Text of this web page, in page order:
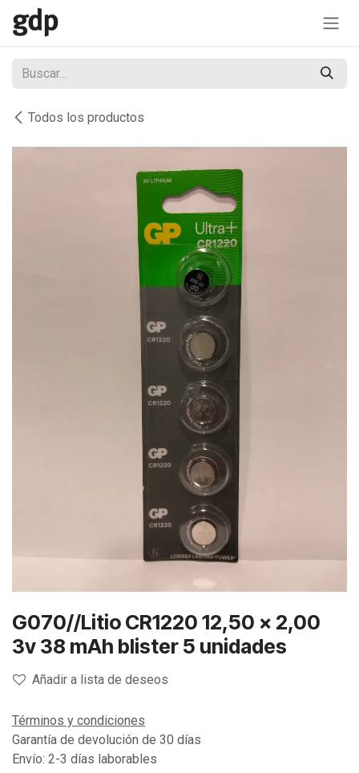
Ir al contenido
Todos los productos
G070//Litio CR1220 12,50 x 2,00
3v 38 mAh blister 5 unidades
Añadir a lista de deseos
Términos y condiciones
Garantía de devolución de 30 días
Envío: 2-3 días laborables